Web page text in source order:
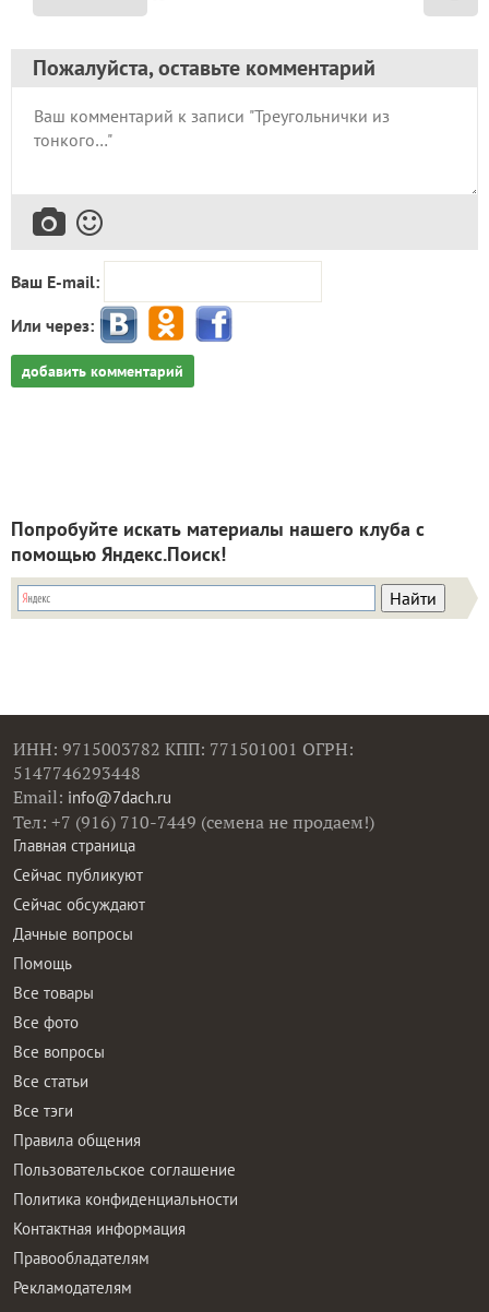
Пожалуйста, оставьте комментарий
Ваш E-mail:
Или через:
добавить комментарий
Попробуйте искать материалы нашего клуба с
помощью Яндекс.Поиск!
ИНН: 9715003782 КПП: 771501001 ОГРН:
5147746293448
Email: info@7dach.ru
Тел: +7 (916) 710-7449 (семена не продаем!)
Главная страница
Сейчас публикуют
Сейчас обсуждают
Дачные вопросы
Помощь
Все товары
Все фото
Все вопросы
Все статьи
Все тэги
Правила общения
Пользовательское соглашение
Политика конфиденциальности
Контактная информация
Правообладателям
Рекламодателям